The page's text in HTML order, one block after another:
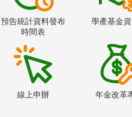
預告統計資料發布
時間表
學產基金
線上申辦 年金改革